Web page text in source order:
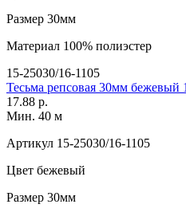
Размер 30мм
Материал 100% полиэстер
15-25030/16-1105
Тесьма репсовая 30мм бежевый
17.88 р.
Мин. 40 м
Артикул 15-25030/16-1105
Цвет бежевый
Размер 30мм